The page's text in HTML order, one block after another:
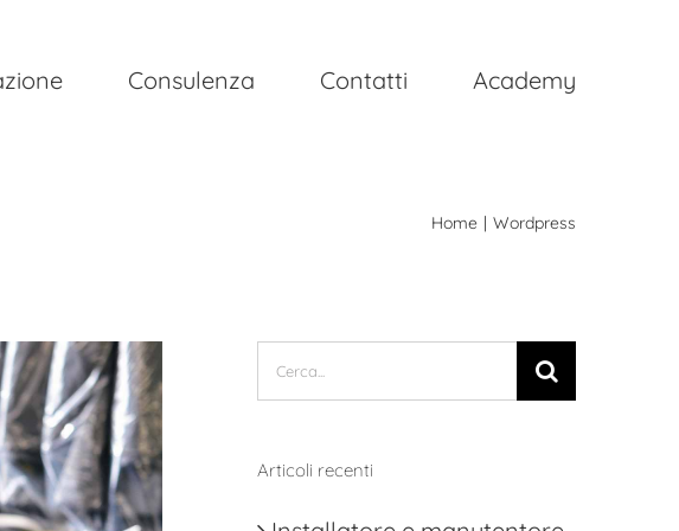
Consulenza Contatti Academy
Home Wordpress
Cerca
per:
Articoli recenti